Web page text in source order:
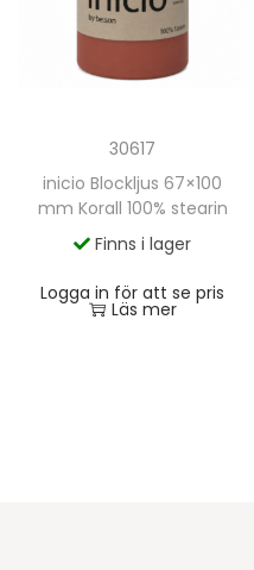
30617
inicio Blockljus 67×100
mm Korall 100% stearin
Finns i lager
Logga in för att se pris
Läs mer